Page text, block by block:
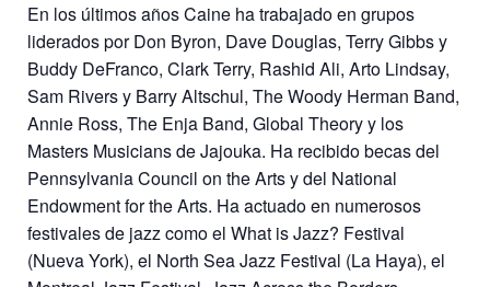
En los últimos años Caine ha trabajado en grupos
liderados por Don Byron, Dave Douglas, Terry Gibbs y
Buddy DeFranco, Clark Terry, Rashid Ali, Arto Lindsay,
Sam Rivers y Barry Altschul, The Woody Herman Band,
Annie Ross, The Enja Band, Global Theory y los
Masters Musicians de Jajouka. Ha recibido becas del
Pennsylvania Council on the Arts y del National
Endowment for the Arts. Ha actuado en numerosos
festivales de jazz como el What is Jazz? Festival
(Nueva York), el North Sea Jazz Festival (La Haya), el